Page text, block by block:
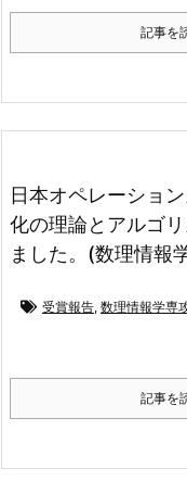
記事を
日本オペレーショ
化の理論とアルゴ
ました。(数理情報
受賞報告, 数理情報学専
記事を